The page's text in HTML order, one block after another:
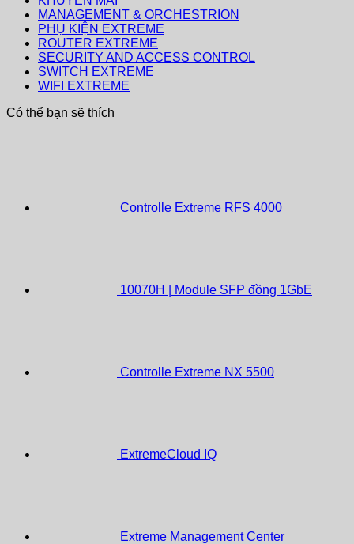
MANAGEMENT & ORCHESTRION
PHỤ KIỆN EXTREME
ROUTER EXTREME
SECURITY AND ACCESS CONTROL
SWITCH EXTREME
WIFI EXTREME
Có thể bạn sẽ thích
Controlle Extreme RFS 4000
10070H | Module SFP đồng 1GbE
Controlle Extreme NX 5500
ExtremeCloud IQ
Extreme Management Center